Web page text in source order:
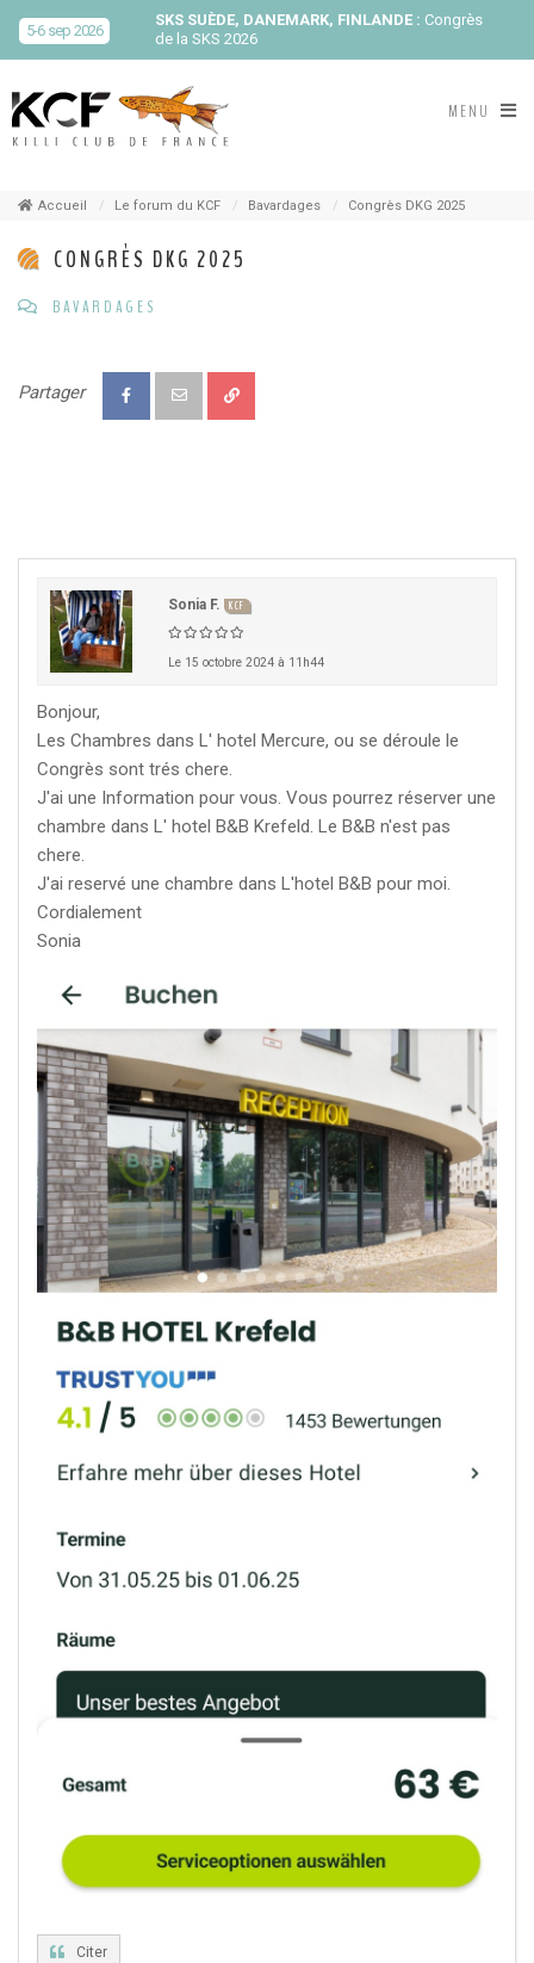
5-6 sep 2026
SKS SUÈDE, DANEMARK, FINLANDE : Congrès
de la SKS 2026
12 sep 2026
KCF ÎLE DE FRANCE :
Réunion KCF Ile de France
de Septembre
12 sep 2026
de SeptembreEn savoir +
KCF NORMANDIE :
CZKA 2026
22 août 2026 KCF EST :RDV à Nancy chez Denis !
5-6 sep 2026
SKS SUÈDE, DANEMARK, FINLANDE :
de la SKS 2026
12 sep 2026
de Septembre
En savoir +
12 sep 2026
13 sep 2026
savoir +
17-20 sep 2026
CZKA RÉPUBLIQUE TCHÈQUE :Congrès de la
CZKA 2026
25-27 sep 2026 KCF FRANCE : 52ème congrès du KCF
16-18 oct 2026 APK PORTUGAL :Congrès de l'APK 2026
MENU
Accueil Le forum du KCF Bavardages Congrès DKG 2025
CONGRÈS DKG 2025
BAVARDAGES
Partager
Sonia F. KCF
Le 15 octobre 2024 à 11h44
Bonjour,
Les Chambres dans L' hotel Mercure, ou se déroule le
Congrès sont trés chere.
J'ai une Information pour vous. Vous pourrez réserver une
chambre dans L' hotel B&B Krefeld. Le B&B n'est pas
chere.
J'ai reservé une chambre dans L'hotel B&B pour moi.
Cordialement
Sonia
Citer